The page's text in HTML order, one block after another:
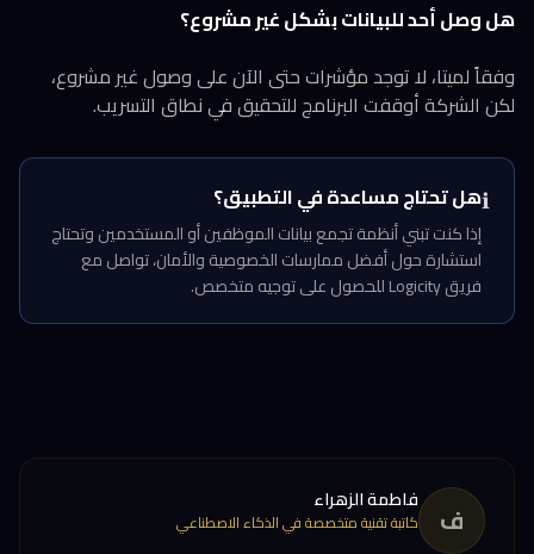
هل وصل أحد للبيانات بشكل غير مشروع؟
وفقاً لميتا، لا توجد مؤشرات حتى الآن على وصول غير مشروع،
لكن الشركة أوقفت البرنامج للتحقيق في نطاق التسريب.
ℹ️هل تحتاج مساعدة في التطبيق؟
إذا كنت تبني أنظمة تجمع بيانات الموظفين أو المستخدمين وتحتاج
استشارة حول أفضل ممارسات الخصوصية والأمان، تواصل مع
فريق Logicity للحصول على توجيه متخصص.
ف فاطمة الزهراء
كاتبة تقنية متخصصة في الذكاء الاصطناعي